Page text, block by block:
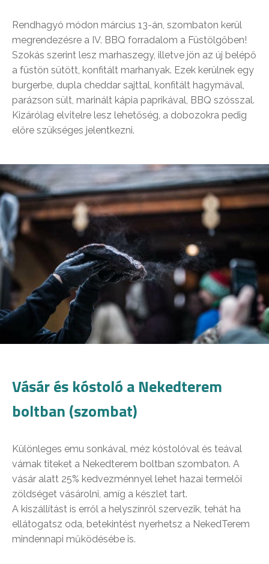
Rendhagyó módon március 13-án, szombaton kerül
megrendezésre a IV. BBQ forradalom a Füstölgőben!
Szokás szerint lesz marhaszegy, illetve jön az új belépő
a füstön sütött, konfitált marhanyak. Ezek kerülnek egy
burgerbe, dupla cheddar sajttal, konfitált hagymával,
parázson sült, marinált kápia paprikával, BBQ szósszal.
Kizárólag elvitelre lesz lehetőség, a dobozokra pedig
előre szükséges jelentkezni.
Vásár és kóstoló a Nekedterem
boltban (szombat)
Különleges emu sonkával, méz kóstolóval és teával
várnak titeket a Nekedterem boltban szombaton. A
vásár alatt 25% kedvezménnyel lehet hazai termelői
zöldséget vásárolni, amíg a készlet tart.
A kiszállítást is erről a helyszínről szervezik, tehát ha
ellátogatsz oda, betekintést nyerhetsz a NekedTerem
mindennapi működésébe is.